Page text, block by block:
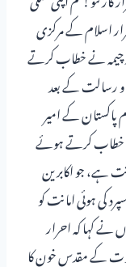
اسلام کے مرکزی
چیمہ نے خطاب کرتے
و رسالت کے بعد
کے امیر
نے خطاب کرتے ہوئے
ہے، جو اکابرین
کی ہوئی امانت کو
کہا کہ احرار
کے مقدس خون کا